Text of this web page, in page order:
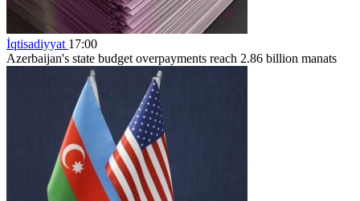
İqtisadiyyat 17:00
Azerbaijan's state budget overpayments reach 2.86 billion manats